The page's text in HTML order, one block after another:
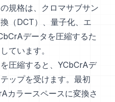
規格は、クロマサブサン
（DCT）、量子化、エ
データを圧縮するた
ています。
圧縮すると、YCbCrAデ
ップを受けます。最初
カラースペースに変換さ